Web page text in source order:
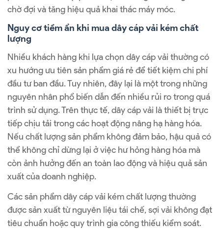
chờ đợi và tăng hiệu quả khai thác máy móc.
Nguy cơ tiềm ẩn khi mua dây cáp vải kém chất
lượng
Nhiều khách hàng khi lựa chọn dây cáp vải thường có
xu hướng ưu tiên sản phẩm giá rẻ để tiết kiệm chi phí
đầu tư ban đầu. Tuy nhiên, đây lại là một trong những
nguyên nhân phổ biến dẫn đến nhiều rủi ro trong quá
trình sử dụng. Trên thực tế, dây cáp vải là thiết bị trực
tiếp chịu tải trong các hoạt động nâng hạ hàng hóa.
Nếu chất lượng sản phẩm không đảm bảo, hậu quả có
thể không chỉ dừng lại ở việc hư hỏng hàng hóa mà
còn ảnh hưởng đến an toàn lao động và hiệu quả sản
xuất của doanh nghiệp.
Các sản phẩm dây cáp vải kém chất lượng thường
được sản xuất từ nguyên liệu tái chế, sợi vải không đạt
tiêu chuẩn hoặc quy trình gia công thiếu kiểm soát.